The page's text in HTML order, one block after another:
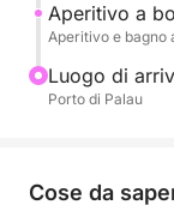
perfetta
Un modo unico
della Costa
Aperitivo a
Aperitivo e bagno
Luogo di
Porto di Palau
Cose da